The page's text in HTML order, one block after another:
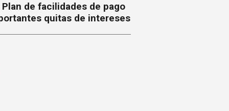
Plan de facilidades de pago
quitas de intereses